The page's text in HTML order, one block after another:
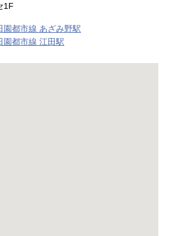
1F
園都市線 あざみ野駅
園都市線 江田駅